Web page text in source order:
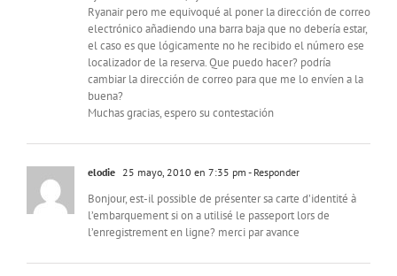
Ryanair pero me equivoqué al poner la dirección de correo
electrónico añadiendo una barra baja que no debería estar,
el caso es que lógicamente no he recibido el número ese
localizador de la reserva. Que puedo hacer? podría
cambiar la dirección de correo para que me lo envíen a la
buena?
Muchas gracias, espero su contestación
elodie 25 mayo, 2010 en 7:35 pm - Responder
Bonjour, est-il possible de présenter sa carte d’identité à
l’embarquement si on a utilisé le passeport lors de
l’enregistrement en ligne? merci par avance